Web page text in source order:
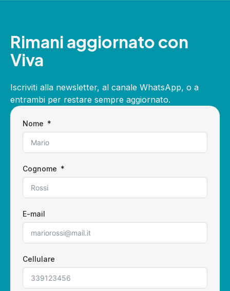
Rimani aggiornato con
Viva
Iscriviti alla newsletter, al canale WhatsApp, o a
entrambi per restare sempre aggiornato.
Nome
Cognome
E-mail
Cellulare